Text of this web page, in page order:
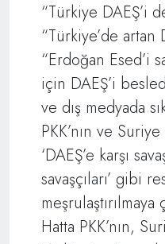
“Türkiye DAEŞ’i
“Türkiye’de artan
“Erdoğan Esed’i
için DAEŞ’i
ve dış medyada
PKK’nın ve Suriye
‘DAEŞ’e karşı
savaşçıları’ gibi
meşrulaştırılmaya
Hatta PKK’nın,